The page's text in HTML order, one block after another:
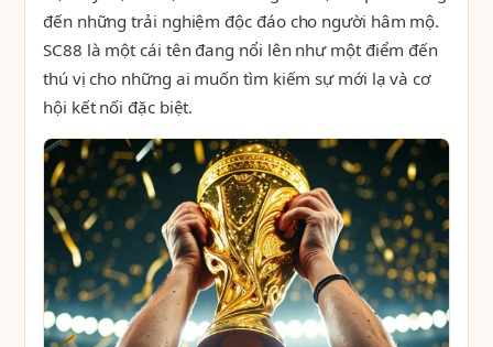
đến những trải nghiệm độc đáo cho người hâm mộ.
SC88 là một cái tên đang nổi lên như một điểm đến
thú vị cho những ai muốn tìm kiếm sự mới lạ và cơ
hội kết nối đặc biệt.